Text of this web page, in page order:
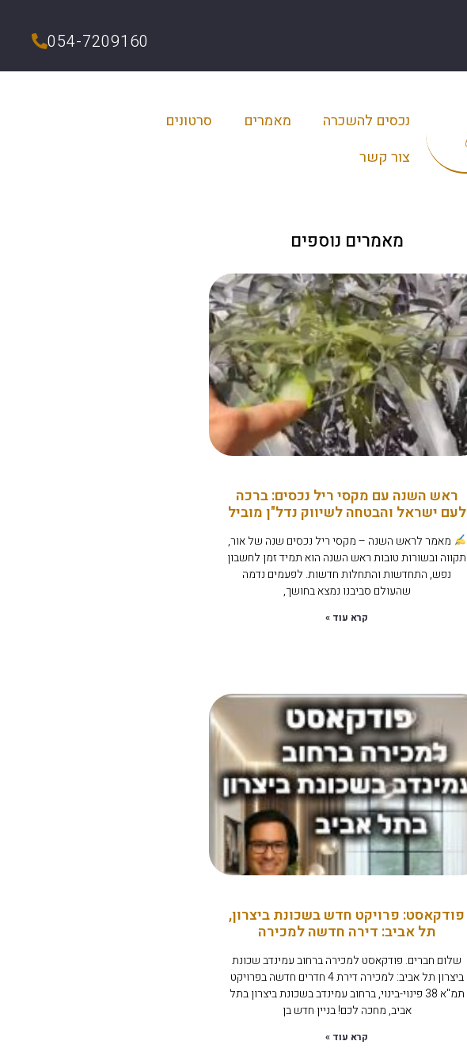
054-7209160
נכסים להשכרה מאמרים
סרטונים
צור קשר
מאמרים נוספים
ראש השנה עם מקסי ריל נכסים: ברכה
לעם ישראל והבטחה לשיווק נדל"ן מוביל
מאמר לראש השנה – מקסי ריל נכסים שנה של אור,
תקווה ובשורות טובות ראש השנה הוא תמיד זמן לחשבון
נפש, התחדשות והתחלות חדשות. לפעמים נדמה
שהעולם סביבנו נמצא בחושך,
קרא עוד »
פודקאסט: פרויקט חדש בשכונת ביצרון,
תל אביב: דירה חדשה למכירה
שלום חברים. פודקאסט למכירה ברחוב עמינדב שכונת
ביצרון תל אביב: למכירה דירת 4 חדרים חדשה בפרויקט
תמ"א 38 פינוי-בינוי, ברחוב עמינדב בשכונת ביצרון בתל
אביב, מחכה לכם! בניין חדש בן
קרא עוד »